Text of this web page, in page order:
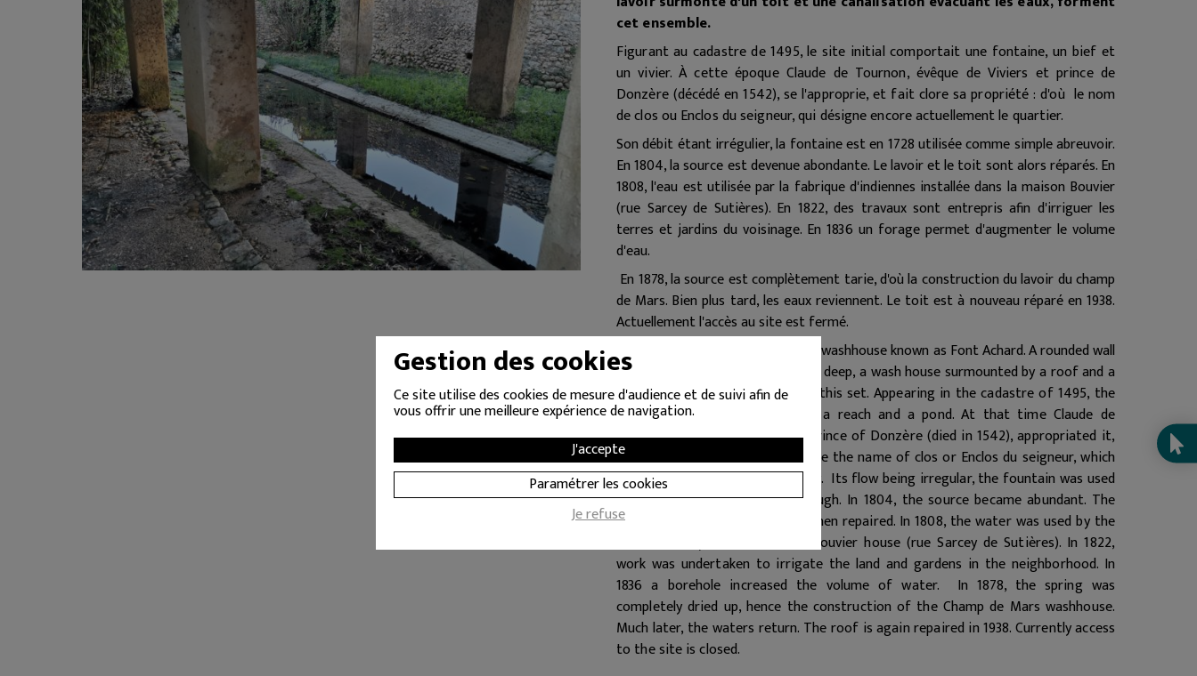
cet ensemble.
Figurant au cadastre de 1495, le site initial comportait une fontaine, un bief et
un vivier. À cette époque Claude de Tournon, évêque de Viviers et prince de
Donzère (décédé en 1542), se l'approprie, et fait clore sa propriété : d'où le nom
de clos ou Enclos du seigneur, qui désigne encore actuellement le quartier.
Son débit étant irrégulier, la fontaine est en 1728 utilisée comme simple abreuvoir.
En 1804, la source est devenue abondante. Le lavoir et le toit sont alors réparés. En
1808, l'eau est utilisée par la fabrique d'indiennes installée dans la maison Bouvier
(rue Sarcey de Sutières). En 1822, des travaux sont entrepris afin d'irriguer les
terres et jardins du voisinage. En 1836 un forage permet d'augmenter le volume
d'eau.
En 1878, la source est complètement tarie, d'où la construction du lavoir du champ
de Mars. Bien plus tard, les eaux reviennent. Le toit est à nouveau réparé en 1938.
Actuellement l'accès au site est fermé.
Three sources feed this fountain-washhouse known as Font Achard. A rounded wall
protecting a receptacle 4 meters deep, a wash house surmounted by a roof and a
pipe evacuating the water, form this set.Appearing in the cadastre of 1495, the
initial site included a fountain, a reach and a pond. At that time Claude de
Tournon, bishop of Viviers and prince of Donzère (died in 1542), appropriated it,
and had his property closed: hence the name of clos or Enclos du seigneur, which
still designates the district today. Its flow being irregular, the fountain was used
in 1728 as a simple drinking trough. In 1804, the source became abundant. The
wash house and the roof were then repaired. In 1808, the water was used by the
Indian factory installed in the Bouvier house (rue Sarcey de Sutières). In 1822,
work was undertaken to irrigate the land and gardens in the neighborhood. In
1836 a borehole increased the volume of water.
In 1878, the spring was
completely dried up, hence the construction of the Champ de Mars washhouse.
Much later, the waters return. The roof is again repaired in 1938. Currently access
to the site is closed.
Gestion des cookies
Ce site utilise des cookies de mesure d'audience et de suivi afin de
vous offrir une meilleure expérience de navigation.
J'accepte
Paramétrer les cookies
Je refuse